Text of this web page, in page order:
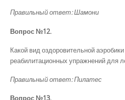
Правильный ответ: Шамони
Вопрос №12.
Какой вид оздоровительной
реабилитационных упражнений для
Правильный ответ: Пилатес
Вопрос №13.